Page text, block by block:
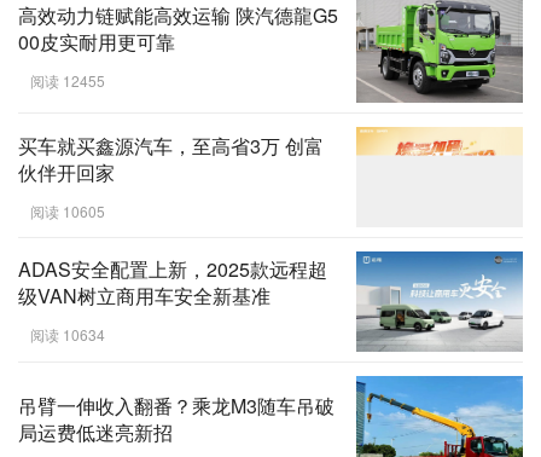
高效动力链赋能高效运输 陕汽德龍G5
00皮实耐用更可靠
阅读 12455
买车就买鑫源汽车，至高省3万 创富
伙伴开回家
阅读 10605
ADAS安全配置上新，2025款远程超
级VAN树立商用车安全新基准
阅读 10634
吊臂一伸收入翻番？乘龙M3随车吊破
局运费低迷亮新招